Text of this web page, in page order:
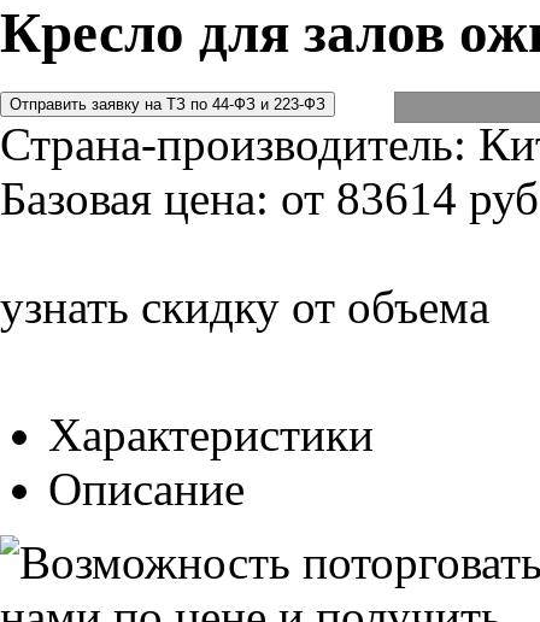
Кресло для залов
Страна-производитель:
Базовая цена: от 83614
узнать скидку от объема
Характеристики
Описание